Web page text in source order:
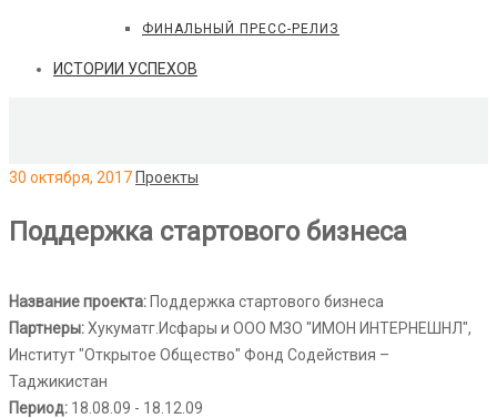
ФИНАЛЬНЫЙ ПРЕСС-РЕЛИЗ
ИСТОРИИ УСПЕХОВ
30 октября, 2017 Проекты
Поддержка стартового бизнеса
Название проекта: Поддержка стартового бизнеса
Партнеры:Хукуматг.Исфары и ООО МЗО "ИМОН ИНТЕРНЕШНЛ",
Институт "Открытое Общество" Фонд Содействия –
Таджикистан
Период: 18.08.09 - 18.12.09